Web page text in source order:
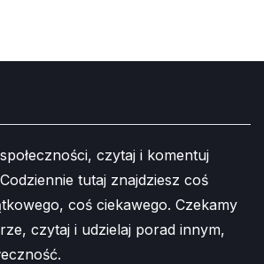
czytaj i komentuj
tutaj znajdziesz coś
coś ciekawego. Czekamy
czytaj i udzielaj porad innym,